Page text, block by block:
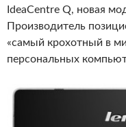
IdeaCentre Q, новая
Производитель
«самый крохотный в
персональных